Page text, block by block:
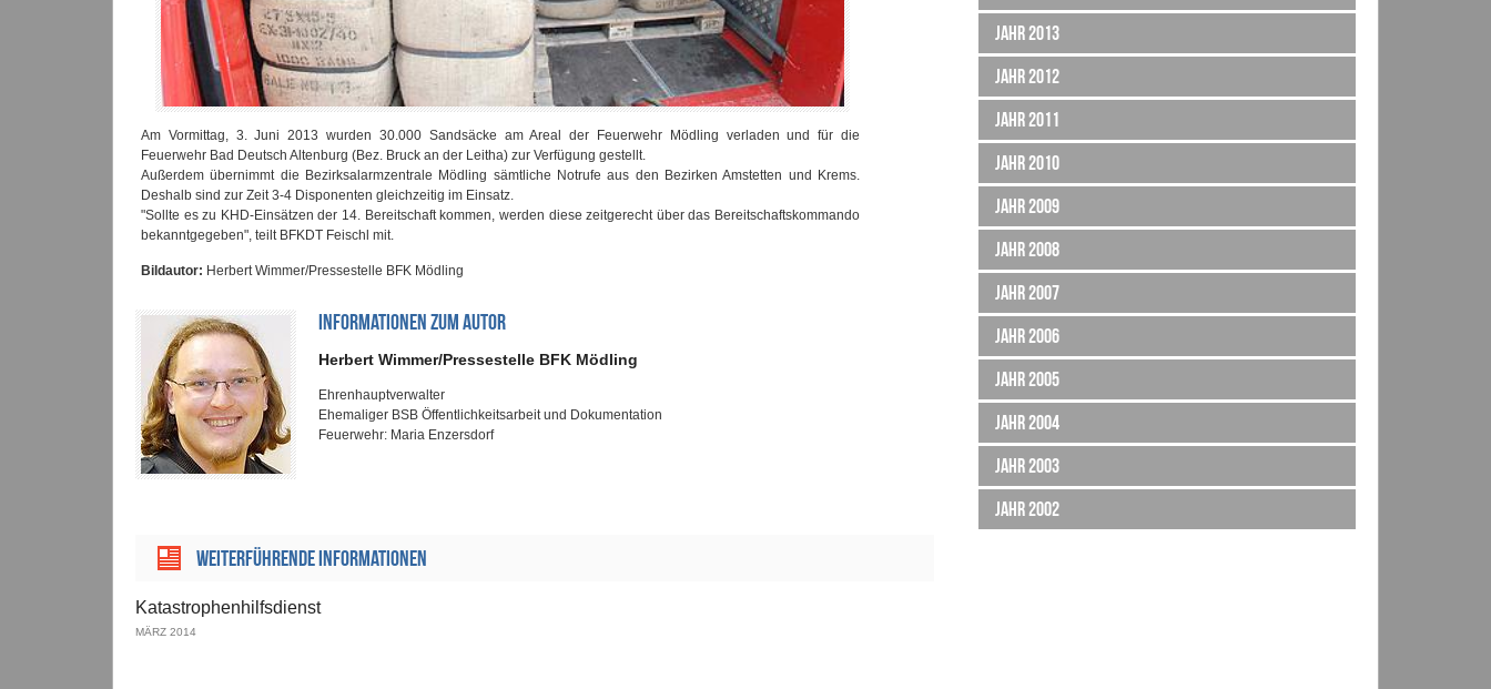
Am Vormittag, 3. Juni 2013 wurden 30.000 Sandsäcke am Areal der Feuerwehr Mödling verladen und für die
Feuerwehr Bad Deutsch Altenburg (Bez. Bruck an der Leitha) zur Verfügung gestellt.
Außerdem übernimmt die Bezirksalarmzentrale Mödling sämtliche Notrufe aus den Bezirken Amstetten und Krems.
Deshalb sind zur Zeit 3-4 Disponenten gleichzeitig im Einsatz.
"Sollte es zu KHD-Einsätzen der 14. Bereitschaft kommen, werden diese zeitgerecht über das Bereitschaftskommando
bekanntgegeben", teilt BFKDT Feischl mit.
Bildautor: Herbert Wimmer/Pressestelle BFK Mödling
INFORMATIONEN ZUM AUTOR
Herbert Wimmer/Pressestelle BFK Mödling
Ehrenhauptverwalter
Ehemaliger BSB Öffentlichkeitsarbeit und Dokumentation
Feuerwehr: Maria Enzersdorf
Weiterführende Informationen
Katastrophenhilfsdienst
MÄRZ 2014
Jahr 2013
Jahr 2012
Jahr 2011
Jahr 2010
Jahr 2009
Jahr 2008
Jahr 2007
Jahr 2006
Jahr 2005
Jahr 2004
Jahr 2003
Jahr 2002